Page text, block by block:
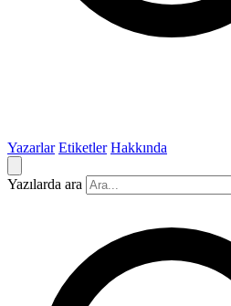
Yazarlar Etiketler Hakkında
Yazılarda ara